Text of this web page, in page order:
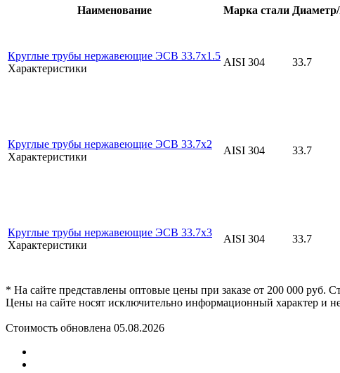
Наименование Марка стали
Круглые трубы нержавеющие ЭСВ 33.7x1.5
Характеристики
AISI 304 33.7
Круглые трубы нержавеющие ЭСВ 33.7x2
Характеристики
AISI 304 33.7
Круглые трубы нержавеющие ЭСВ 33.7x3
Характеристики
AISI 304 33.7
* На сайте представлены оптовые цены при заказе от 200 000 руб.
Цены на сайте носят исключительно информационный характер и
Стоимость обновлена 05.08.2026